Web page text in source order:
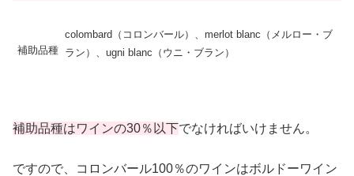
補助品種
colombard（コロンバール）、merlot blanc（メルロー・ブ
ラン）、ugni blanc（ウニ・ブラン）
補助品種はワインの30％以下でなければいけません。
ですので、コロンバール100％のワインはボルドーワイン